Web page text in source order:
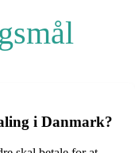
i Danmark?